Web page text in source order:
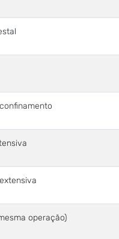
operação)